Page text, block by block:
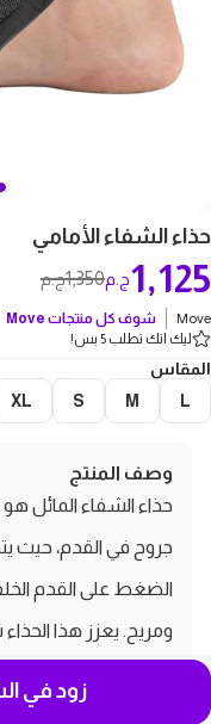
حذاء الشفاء الأمامي
1,350ج.م 1,125ج.م
Move شوف كل منتجات Move
ليك انك تطلب 5 بس!
المقاس
L
M
S
XL
وصف المنتج
حذاء الشفاء المائل
جروح في القدم، حيث
الضغط على القدم
ومريح. يعزز هذا
مثاليًا للرعاية بعد
السكري، حيث يمنع
زود في